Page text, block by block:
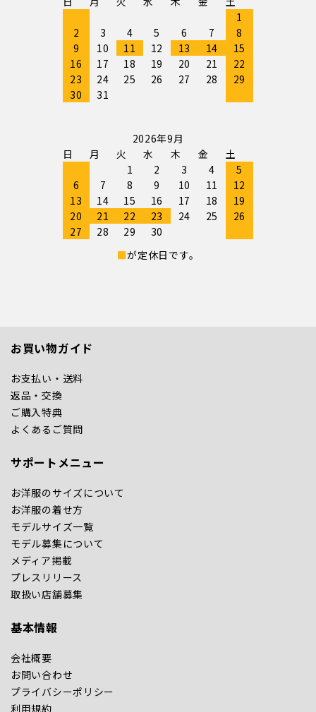
1
2
3 4 5 6 7
8
9
10 11 12 13 14
15
16
17 18 19 20 21
22
23
24 25 26 27 28
29
30
31
2026年9月
日
月 火 水 木 金
土
1
2 3 4
5
6
7 8 9 10 11
12
13
14 15 16 17 18
19
20
21 22 23 24 25
26
27
28 29
30
■が定休日です。
お買い物ガイド
お支払い・送料
返品・交換
ご購入特典
よくあるご質問
サポートメニュー
お洋服のサイズについて
お洋服の着せ方
モデルサイズ一覧
モデル募集について
メディア掲載
プレスリリース
取扱い店舗募集
基本情報
会社概要
お問い合わせ
プライバシーポリシー
利用規約